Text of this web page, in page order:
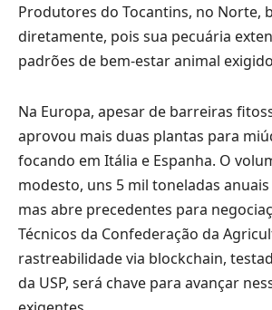
Produtores do Tocantins, no Norte,
diretamente, pois sua pecuária
padrões de bem-estar animal
Na Europa, apesar de barreiras
aprovou mais duas plantas para
focando em Itália e Espanha. O
modesto, uns 5 mil toneladas
mas abre precedentes para
Técnicos da Confederação da
rastreabilidade via blockchain,
da USP, será chave para avançar